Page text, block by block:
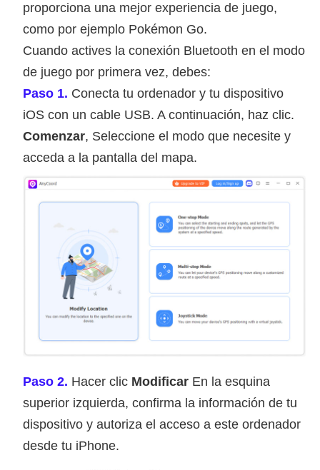
proporciona una mejor experiencia de juego,
como por ejemplo Pokémon Go.
Cuando actives la conexión Bluetooth en el modo
de juego por primera vez, debes:
Paso 1. Conecta tu ordenador y tu dispositivo
iOS con un cable USB. A continuación, haz clic.
Comenzar, Seleccione el modo que necesite y
acceda a la pantalla del mapa.
Paso 2. Hacer clic Modificar En la esquina
superior izquierda, confirma la información de tu
dispositivo y autoriza el acceso a este ordenador
desde tu iPhone.